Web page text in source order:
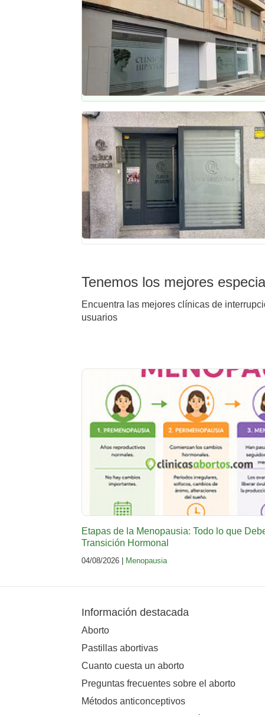
Tenemos los mejores
Encuentra las mejores clínicas de
usuarios
Etapas de la Menopausia: Todo lo que
Transición Hormonal
04/08/2026 | Menopausia
Información destacada
Aborto
Pastillas abortivas
Cuanto cuesta un aborto
Preguntas frecuentes sobre el aborto
Métodos anticonceptivos